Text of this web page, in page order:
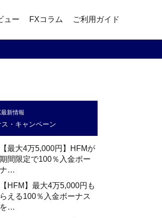
ュー FXコラム ご利用ガイド
新情報
・キャンペーン
【最大4万5,000円】HFMが
期間限定で100％入金ボー
ナ…
【HFM】最大4万5,000円も
らえる100％入金ボーナス
を…